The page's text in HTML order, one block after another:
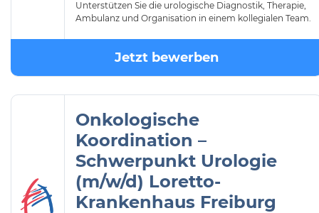
Unterstützen Sie die urologische Diagnostik, Therapie,
Ambulanz und Organisation in einem kollegialen Team.
Jetzt bewerben
Onkologische
Koordination –
Schwerpunkt Urologie
(m/w/d) Loretto-
Krankenhaus Freiburg